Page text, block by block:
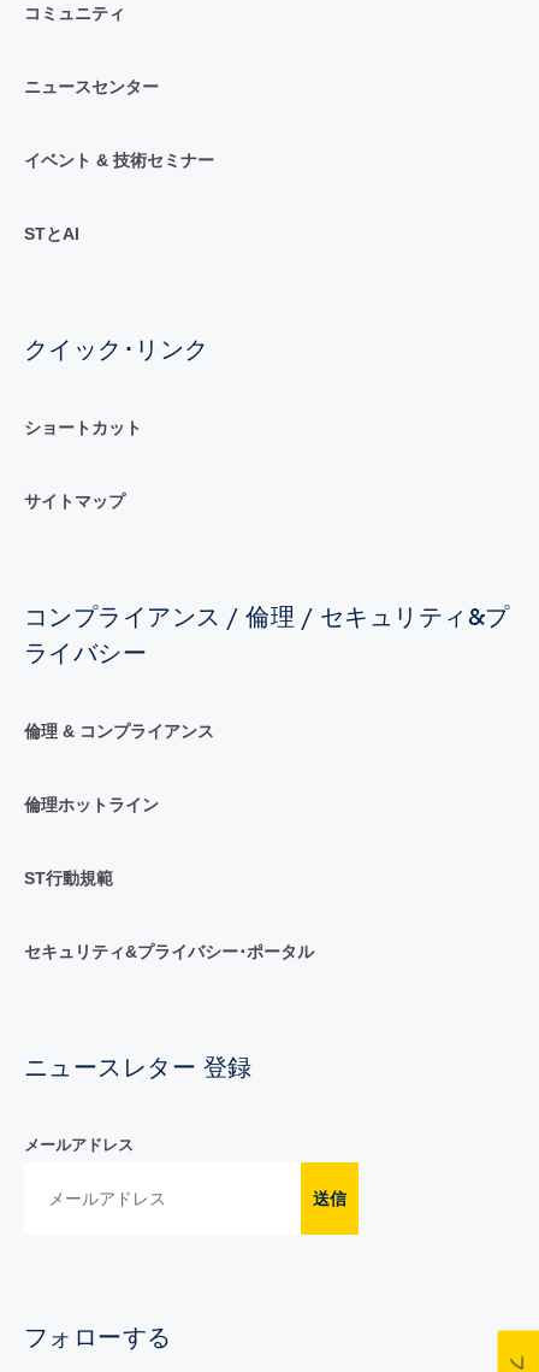
コミュニティ
ニュースセンター
イベント & 技術セミナー
STとAI
クイック･リンク
ショートカット
サイトマップ
コンプライアンス / 倫理 / セキュリティ&プ
ライバシー
倫理 & コンプライアンス
倫理ホットライン
ST行動規範
セキュリティ&プライバシー･ポータル
ニュースレター 登録
メールアドレス
送信
フォローする